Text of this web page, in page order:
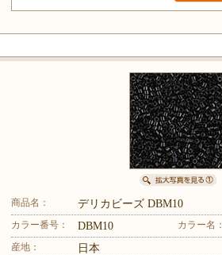
商品名： デリカビーズ DBM10
カラー番号： DBM10 カラー名：
産地： 日本